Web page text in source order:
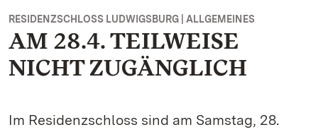
RESIDENZSCHLOSS LUDWIGSBURG | ALLGEMEINES
AM 28.4. TEILWEISE
NICHT ZUGÄNGLICH
Im Residenzschloss sind am Samstag, 28.